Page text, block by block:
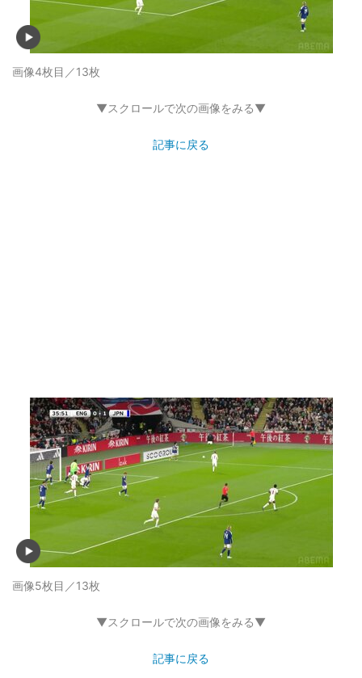
画像4枚目／13枚
▼スクロールで次の画像をみる▼
記事に戻る
画像5枚目／13枚
▼スクロールで次の画像をみる▼
記事に戻る